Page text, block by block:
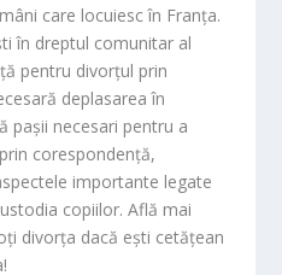
care locuiesc în Franța.
în dreptul comunitar al
pentru divorțul prin
deplasarea în
pașii necesari pentru a
corespondență,
importante legate
copiilor. Află mai
divorța dacă ești cetățean